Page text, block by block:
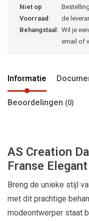
Niet op
Voorraad:
de
Behangstaal: Wil je
email of
Informatie
Beoordelingen (0)
AS Creation
Franse
Breng de unieke stijl
met dit prachtige
modeontwerper staat